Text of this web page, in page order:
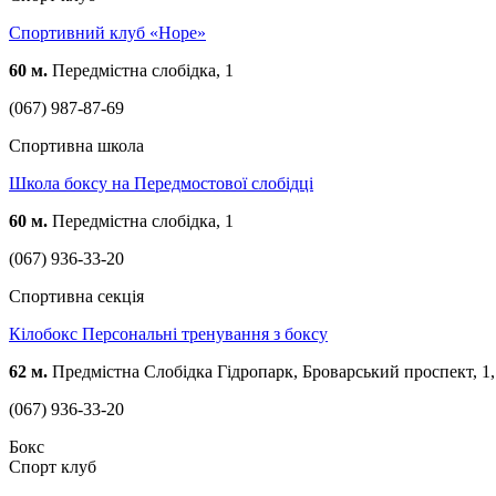
Спортивний клуб «Hope»
60 м. Передмістна слобідка, 1
(067) 987-87-69
Спортивна школа
Школа боксу на Передмостової слобідці
60 м. Передмістна слобідка, 1
(067) 936-33-20
Спортивна секція
Кілобокс Персональні тренування з боксу
62 м. Предмістна Слобідка Гідропарк, Броварський проспект,
(067) 936-33-20
Бокс
Спорт клуб